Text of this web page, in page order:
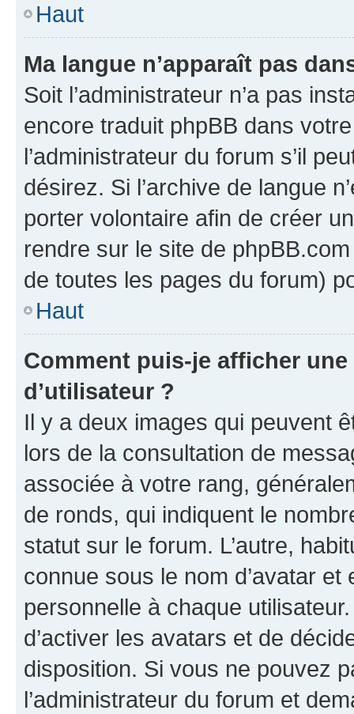
Haut
Ma langue n’apparaît pas
Soit l’administrateur n’a pas
encore traduit phpBB dans
l’administrateur du forum s’il
désirez. Si l’archive de langue
porter volontaire afin de créer
rendre sur le site de
de toutes les pages du forum)
Haut
Comment puis-je afficher
d’utilisateur ?
Il y a deux images qui peuvent
lors de la consultation de
associée à votre rang,
de ronds, qui indiquent le
statut sur le forum. L’autre,
connue sous le nom d’avatar
personnelle à chaque
d’activer les avatars et de
disposition. Si vous ne pouvez
l’administrateur du forum et